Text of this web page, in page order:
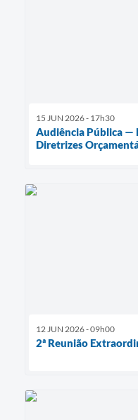
15 JUN 2026 - 17h30
Audiência Pública —
Diretrizes
12 JUN 2026 - 09h00
2ª Reunião